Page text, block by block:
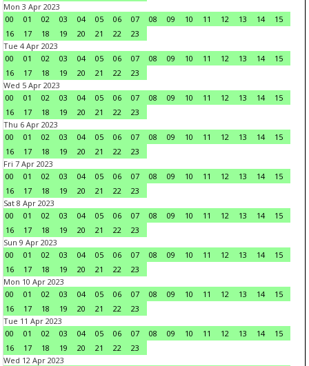
Mon 3 Apr 2023
00
01 02 03 04 05 06 07 08 09 10 11 12 13 14
15
16
17 18 19 20 21 22
23
Tue 4 Apr 2023
00
01 02 03 04 05 06 07 08 09 10 11 12 13 14
15
16
17 18 19 20 21 22
23
Wed 5 Apr 2023
00
01 02 03 04 05 06 07 08 09 10 11 12 13 14
15
16
17 18 19 20 21 22
23
Thu 6 Apr 2023
00
01 02 03 04 05 06 07 08 09 10 11 12 13 14
15
16
17 18 19 20 21 22
23
Fri 7 Apr 2023
00
01 02 03 04 05 06 07 08 09 10 11 12 13 14
15
16
17 18 19 20 21 22
23
Sat 8 Apr 2023
00
01 02 03 04 05 06 07 08 09 10 11 12 13 14
15
16
17 18 19 20 21 22
23
Sun 9 Apr 2023
00
01 02 03 04 05 06 07 08 09 10 11 12 13 14
15
16
17 18 19 20 21 22
23
Mon 10 Apr 2023
00
01 02 03 04 05 06 07 08 09 10 11 12 13 14
15
16
17 18 19 20 21 22
23
Tue 11 Apr 2023
00
01 02 03 04 05 06 07 08 09 10 11 12 13 14
15
16
17 18 19 20 21 22
23
Wed 12 Apr 2023